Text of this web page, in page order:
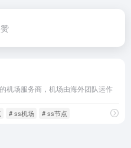
机场服务商，机场由海外团队运作
# ss机场 # ss节点